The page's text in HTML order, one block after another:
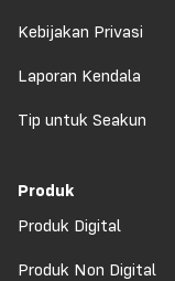
Kebijakan Privasi
Laporan Kendala
Tip untuk Seakun
Produk
Produk Digital
Produk Non Digital